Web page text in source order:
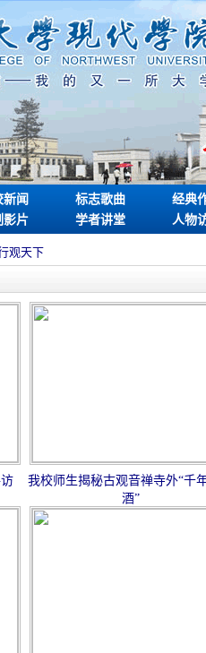
新闻 标志歌曲
经典
影片 学者讲堂 人物
观天下
我校师生揭秘古观音禅寺外“千
酒”